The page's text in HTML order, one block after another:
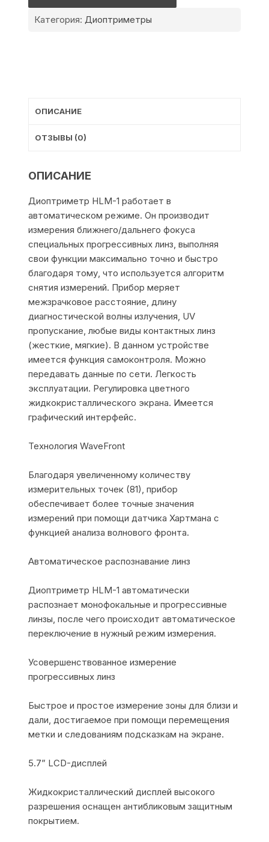
Категория:Диоптриметры
ОПИСАНИЕ
ОТЗЫВЫ (0)
ОПИСАНИЕ
Диоптриметр HLM-1 работает в
автоматическом режиме. Он производит
измерения ближнего/дальнего фокуса
специальных прогрессивных линз, выполняя
свои функции максимально точно и быстро
благодаря тому, что используется алгоритм
снятия измерений. Прибор меряет
межзрачковое расстояние, длину
диагностической волны излучения, UV
пропускание, любые виды контактных линз
(жесткие, мягкие). В данном устройстве
имеется функция самоконтроля. Можно
передавать данные по сети. Легкость
эксплуатации. Регулировка цветного
жидкокристаллического экрана. Имеется
графический интерфейс.
Технология WaveFront
Благодаря увеличенному количеству
измерительных точек (81), прибор
обеспечивает более точные значения
измерений при помощи датчика Хартмана с
функцией анализа волнового фронта.
Автоматическое распознавание линз
Диоптриметр HLM-1 автоматически
распознает монофокальные и прогрессивные
линзы, после чего происходит автоматическое
переключение в нужный режим измерения.
Усовершенствованное измерение
прогрессивных линз
Быстрое и простое измерение зоны для близи и
дали, достигаемое при помощи перемещения
метки и следованиям подсказкам на экране.
5.7” LCD-дисплей
Жидкокристаллический дисплей высокого
разрешения оснащен антибликовым защитным
покрытием.